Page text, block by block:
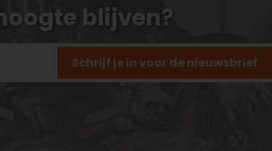
blijven?
Schrijf je in voor de nieuwsbrief